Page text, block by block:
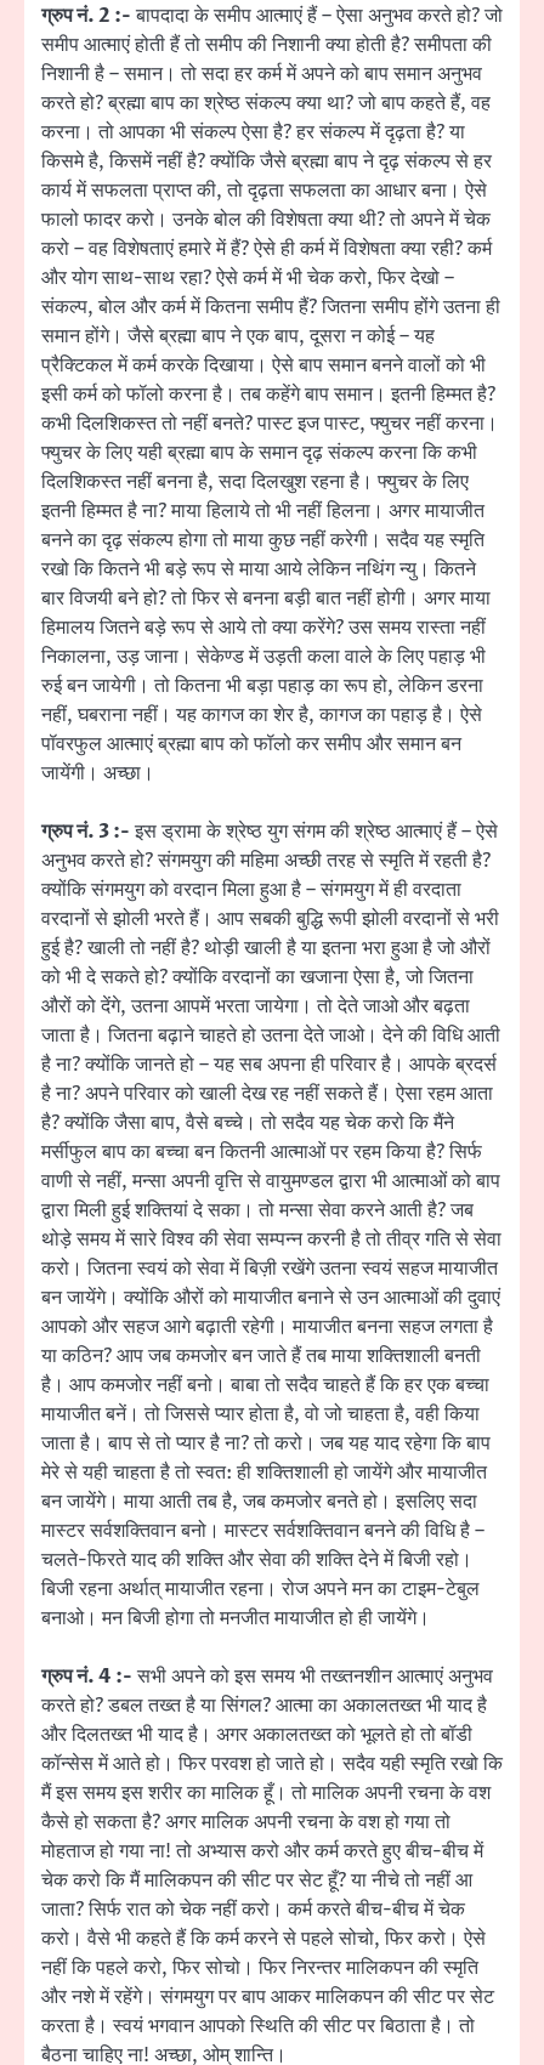
ग्रुप नं. 2 :-बापदादा के समीप आत्माएं हैं – ऐसा अनुभव करते हो? जो
समीप आत्माएं होती हैं तो समीप की निशानी क्या होती है? समीपता की
निशानी है – समान। तो सदा हर कर्म में अपने को बाप समान अनुभव
करते हो? ब्रह्मा बाप का श्रेष्ठ संकल्प क्या था? जो बाप कहते हैं, वह
करना। तो आपका भी संकल्प ऐसा है? हर संकल्प में दृढ़ता है? या
किसमे है, किसमें नहीं है? क्योंकि जैसे ब्रह्मा बाप ने दृढ़ संकल्प से हर
कार्य में सफलता प्राप्त की, तो दृढ़ता सफलता का आधार बना। ऐसे
फालो फादर करो। उनके बोल की विशेषता क्या थी? तो अपने में चेक
करो – वह विशेषताएं हमारे में हैं? ऐसे ही कर्म में विशेषता क्या रही? कर्म
और योग साथ-साथ रहा? ऐसे कर्म में भी चेक करो, फिर देखो –
संकल्प, बोल और कर्म में कितना समीप हैं? जितना समीप होंगे उतना ही
समान होंगे। जैसे ब्रह्मा बाप ने एक बाप, दूसरा न कोई – यह
प्रैक्टिकल में कर्म करके दिखाया। ऐसे बाप समान बनने वालों को भी
इसी कर्म को फॉलो करना है। तब कहेंगे बाप समान। इतनी हिम्मत है?
कभी दिलशिकस्त तो नहीं बनते? पास्ट इज पास्ट, फ्युचर नहीं करना।
फ्युचर के लिए यही ब्रह्मा बाप के समान दृढ़ संकल्प करना कि कभी
दिलशिकस्त नहीं बनना है, सदा दिलखुश रहना है। फ्युचर के लिए
इतनी हिम्मत है ना? माया हिलाये तो भी नहीं हिलना। अगर मायाजीत
बनने का दृढ़ संकल्प होगा तो माया कुछ नहीं करेगी। सदैव यह स्मृति
रखो कि कितने भी बड़े रूप से माया आये लेकिन नथिंग न्यु। कितने
बार विजयी बने हो? तो फिर से बनना बड़ी बात नहीं होगी। अगर माया
हिमालय जितने बड़े रूप से आये तो क्या करेंगे? उस समय रास्ता नहीं
निकालना, उड़ जाना। सेकेण्ड में उड़ती कला वाले के लिए पहाड़ भी
रुई बन जायेगी। तो कितना भी बड़ा पहाड़ का रूप हो, लेकिन डरना
नहीं, घबराना नहीं। यह कागज का शेर है, कागज का पहाड़ है। ऐसे
पॉवरफुल आत्माएं ब्रह्मा बाप को फॉलो कर समीप और समान बन
जायेंगी। अच्छा।
ग्रुप नं. 3 :-इस ड्रामा के श्रेष्ठ युग संगम की श्रेष्ठ आत्माएं हैं – ऐसे
अनुभव करते हो? संगमयुग की महिमा अच्छी तरह से स्मृति में रहती है?
क्योंकि संगमयुग को वरदान मिला हुआ है – संगमयुग में ही वरदाता
वरदानों से झोली भरते हैं। आप सबकी बुद्धि रूपी झोली वरदानों से भरी
हुई है? खाली तो नहीं है? थोड़ी खाली है या इतना भरा हुआ है जो औरों
को भी दे सकते हो? क्योंकि वरदानों का खजाना ऐसा है, जो जितना
औरों को देंगे, उतना आपमें भरता जायेगा। तो देते जाओ और बढ़ता
जाता है। जितना बढ़ाने चाहते हो उतना देते जाओ। देने की विधि आती
है ना? क्योंकि जानते हो – यह सब अपना ही परिवार है। आपके ब्रदर्स
है ना? अपने परिवार को खाली देख रह नहीं सकते हैं। ऐसा रहम आता
है? क्योंकि जैसा बाप, वैसे बच्चे। तो सदैव यह चेक करो कि मैंने
मर्सीफुल बाप का बच्चा बन कितनी आत्माओं पर रहम किया है? सिर्फ
वाणी से नहीं, मन्सा अपनी वृत्ति से वायुमण्डल द्वारा भी आत्माओं को बाप
द्वारा मिली हुई शक्तियां दे सका। तो मन्सा सेवा करने आती है? जब
थोड़े समय में सारे विश्व की सेवा सम्पन्न करनी है तो तीव्र गति से सेवा
करो। जितना स्वयं को सेवा में बिज़ी रखेंगे उतना स्वयं सहज मायाजीत
बन जायेंगे। क्योंकि औरों को मायाजीत बनाने से उन आत्माओं की दुवाएं
आपको और सहज आगे बढ़ाती रहेगी। मायाजीत बनना सहज लगता है
या कठिन? आप जब कमजोर बन जाते हैं तब माया शक्तिशाली बनती
है। आप कमजोर नहीं बनो। बाबा तो सदैव चाहते हैं कि हर एक बच्चा
मायाजीत बनें। तो जिससे प्यार होता है, वो जो चाहता है, वही किया
जाता है। बाप से तो प्यार है ना? तो करो। जब यह याद रहेगा कि बाप
मेरे से यही चाहता है तो स्वत: ही शक्तिशाली हो जायेंगे और मायाजीत
बन जायेंगे। माया आती तब है, जब कमजोर बनते हो। इसलिए सदा
मास्टर सर्वशक्तिवान बनो। मास्टर सर्वशक्तिवान बनने की विधि है –
चलते-फिरते याद की शक्ति और सेवा की शक्ति देने में बिजी रहो।
बिजी रहना अर्थात् मायाजीत रहना। रोज अपने मन का टाइम-टेबुल
बनाओ। मन बिजी होगा तो मनजीत मायाजीत हो ही जायेंगे।
ग्रुप नं. 4 :-सभी अपने को इस समय भी तख्तनशीन आत्माएं अनुभव
करते हो? डबल तख्त है या सिंगल? आत्मा का अकालतख्त भी याद है
और दिलतख्त भी याद है। अगर अकालतख्त को भूलते हो तो बॉडी
कॉन्सेस में आते हो। फिर परवश हो जाते हो। सदैव यही स्मृति रखो कि
मैं इस समय इस शरीर का मालिक हूँ। तो मालिक अपनी रचना के वश
कैसे हो सकता है? अगर मालिक अपनी रचना के वश हो गया तो
मोहताज हो गया ना! तो अभ्यास करो और कर्म करते हुए बीच-बीच में
चेक करो कि मैं मालिकपन की सीट पर सेट हूँ? या नीचे तो नहीं आ
जाता? सिर्फ रात को चेक नहीं करो। कर्म करते बीच-बीच में चेक
करो। वैसे भी कहते हैं कि कर्म करने से पहले सोचो, फिर करो। ऐसे
नहीं कि पहले करो, फिर सोचो। फिर निरन्तर मालिकपन की स्मृति
और नशे में रहेंगे। संगमयुग पर बाप आकर मालिकपन की सीट पर सेट
करता है। स्वयं भगवान आपको स्थिति की सीट पर बिठाता है। तो
बैठना चाहिए ना! अच्छा, ओम् शान्ति।